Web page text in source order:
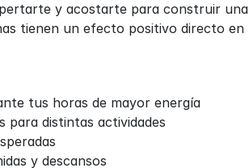
y acostarte para construir
tienen un efecto positivo directo en
tus horas de mayor energía
para distintas actividades
y descansos